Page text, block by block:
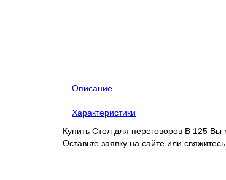
Описание
Характеристики
Купить Стол для переговоров В 125
Оставьте заявку на сайте или